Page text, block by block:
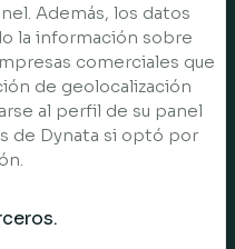
Además, los datos
la información sobre
comerciales que
de geolocalización
al perfil de su panel
de Dynata si optó por